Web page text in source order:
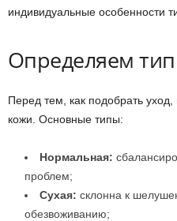
индивидуальные особенности
Определяем
Перед тем, как подобрать
кожи. Основные типы:
Нормальная:
проблем;
Сухая: склонна к
обезвоживанию;